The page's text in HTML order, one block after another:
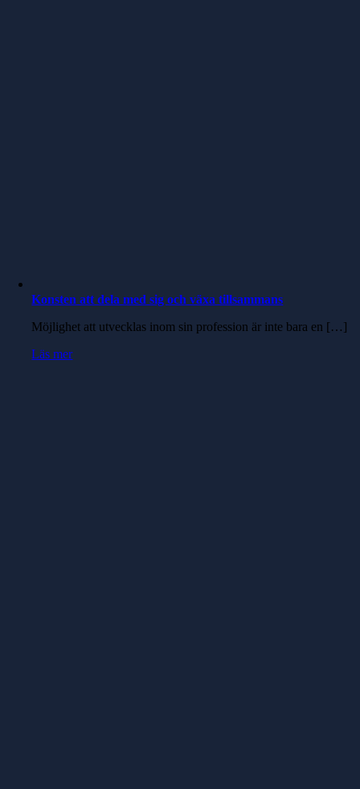
Konsten att dela med sig och växa tillsammans
Möjlighet att utvecklas inom sin profession är inte bara en […]
Läs mer